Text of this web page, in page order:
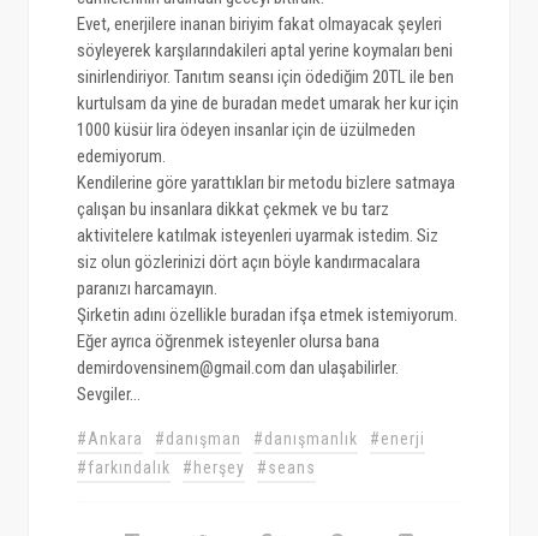
Evet, enerjilere inanan biriyim fakat olmayacak şeyleri
söyleyerek karşılarındakileri aptal yerine koymaları beni
sinirlendiriyor. Tanıtım seansı için ödediğim 20TL ile ben
kurtulsam da yine de buradan medet umarak her kur için
1000 küsür lira ödeyen insanlar için de üzülmeden
edemiyorum.
Kendilerine göre yarattıkları bir metodu bizlere satmaya
çalışan bu insanlara dikkat çekmek ve bu tarz
aktivitelere katılmak isteyenleri uyarmak istedim. Siz
siz olun gözlerinizi dört açın böyle kandırmacalara
paranızı harcamayın.
Şirketin adını özellikle buradan ifşa etmek istemiyorum.
Eğer ayrıca öğrenmek isteyenler olursa bana
demirdovensinem@gmail.com dan ulaşabilirler.
Sevgiler...
#Ankara #danışman #danışmanlık
#enerji
#farkındalık
#herşey #seans